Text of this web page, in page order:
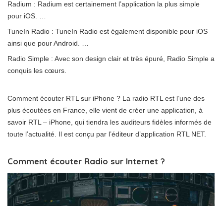
Radium : Radium est certainement l’application la plus simple
pour iOS. …
TuneIn Radio : TuneIn Radio est également disponible pour iOS
ainsi que pour Android. …
Radio Simple : Avec son design clair et très épuré, Radio Simple a
conquis les cœurs.
Comment écouter RTL sur iPhone ? La radio RTL est l’une des
plus écoutées en France, elle vient de créer une application, à
savoir RTL – iPhone, qui tiendra les auditeurs fidèles informés de
toute l’actualité. Il est conçu par l’éditeur d’application RTL NET.
Comment écouter Radio sur Internet ?